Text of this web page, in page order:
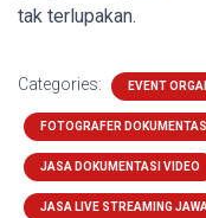
tak terlupakan.
Categories: EVENT
FOTOGRAFER
JASA DOKUMENTASI VIDEO
JASA LIVE STREAMING